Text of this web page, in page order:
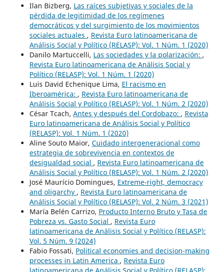
Ilan Bizberg, Las raíces subjetivas y sociales de la
pérdida de legitimidad de los regímenes
democráticos y del surgimiento de los movimientos
sociales actuales , Revista Euro latinoamericana de
Análisis Social y Político (RELASP): Vol. 1 Núm. 1 (2020)
Danilo Martuccelli, Las sociedades y la polarización: ,
Revista Euro latinoamericana de Análisis Social y
Político (RELASP): Vol. 1 Núm. 1 (2020)
Luis David Echenique Lima, El racismo en
Iberoamérica: , Revista Euro latinoamericana de
Análisis Social y Político (RELASP): Vol. 1 Núm. 2 (2020)
César Tcach, Antes y después del Cordobazo: , Revista
Euro latinoamericana de Análisis Social y Político
(RELASP): Vol. 1 Núm. 1 (2020)
Aline Souto Maior, Cuidado intergeneracional como
estrategia de sobrevivencia en contextos de
desigualdad social , Revista Euro latinoamericana de
Análisis Social y Político (RELASP): Vol. 1 Núm. 2 (2020)
José Maurício Domingues, Extreme-right, democracy
and oligarchy , Revista Euro latinoamericana de
Análisis Social y Político (RELASP): Vol. 2 Núm. 3 (2021)
María Belén Carrizo, Producto Interno Bruto y Tasa de
Pobreza vs. Gasto Social , Revista Euro
latinoamericana de Análisis Social y Político (RELASP):
Vol. 5 Núm. 9 (2024)
Fabio Fossati, Political economies and decision-making
processes in Latin America , Revista Euro